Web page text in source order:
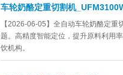
车轮奶酪定重切割机
【2026-06-05】全自动车轮奶酪定
题。高精度智能定位，提升原料利用
饮机构。